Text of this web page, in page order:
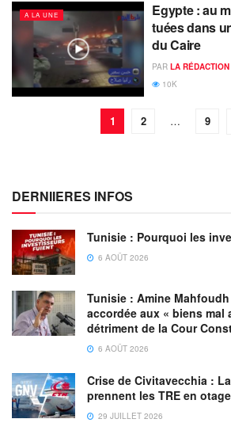
A LA UNE
Egypte : au
tuées dans
du Caire
PAR LA RÉDACTION
10K
1 2 … 9
DERNIIERES INFOS
Tunisie : Pourquoi les
6 AOÛT 2026
Tunisie : Amine
accordée aux « biens mal
détriment de la Cour
6 AOÛT 2026
Crise de Civitavecchia :
prennent les TRE en
29 JUILLET 2026